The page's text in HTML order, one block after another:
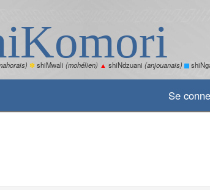
✽shiMwali (mohélien) ▲ shiNdzuani (anjouanais)
Se